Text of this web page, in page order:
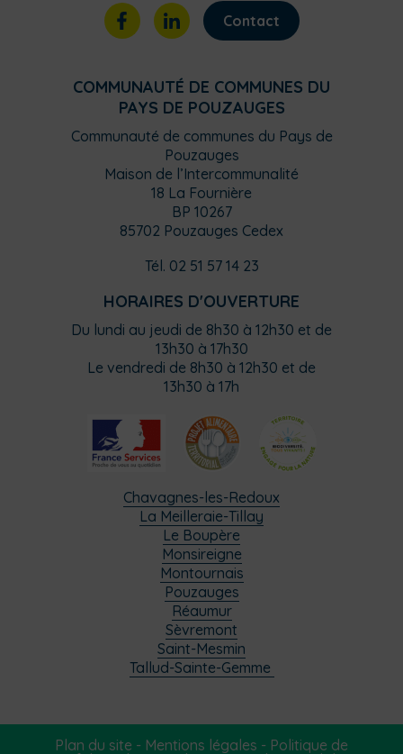
Contact
COMMUNAUTÉ DE COMMUNES DU
PAYS DE POUZAUGES
Communauté de communes du Pays de
Pouzauges
Maison de l’Intercommunalité
18 La Fournière
BP 10267
85702 Pouzauges Cedex
Tél. 02 51 57 14 23
HORAIRES D'OUVERTURE
Du lundi au jeudi de 8h30 à 12h30 et de
13h30 à 17h30
Le vendredi de 8h30 à 12h30 et de
13h30 à 17h
Chavagnes-les-Redoux
La Meilleraie-Tillay
Le Boupère
Monsireigne
Montournais
Pouzauges
Réaumur
Sèvremont
Saint-Mesmin
Tallud-Sainte-Gemme
Plan du site - Mentions légales - Politique de